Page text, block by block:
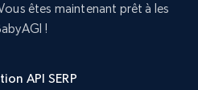
êtes maintenant prêt à les
!
API SERP